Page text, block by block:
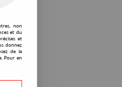
non
et du
et
donnez
de la
Pour en